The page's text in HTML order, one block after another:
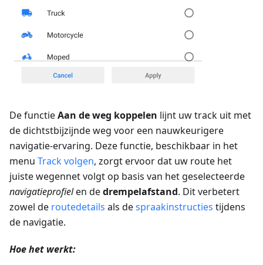
De functieAan de weg koppelen lijnt uw track uit met
de dichtstbijzijnde weg voor een nauwkeurigere
navigatie-ervaring. Deze functie, beschikbaar in het
menu Track volgen, zorgt ervoor dat uw route het
juiste wegennet volgt op basis van het geselecteerde
navigatieprofielen dedrempelafstand. Dit verbetert
zowel de routedetails als despraakinstructies tijdens
de navigatie.
Hoe het werkt: